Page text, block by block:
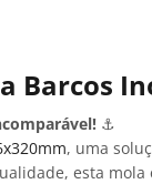
Barcos
⚓
, uma
esta mola